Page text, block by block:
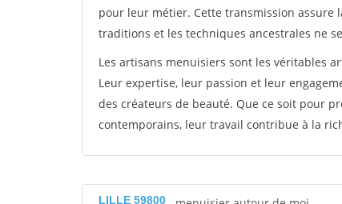
pour leur métier. Cette transmission
traditions et les techniques ancestrales ne
Les artisans menuisiers sont les véritables
Leur expertise, leur passion et leur
des créateurs de beauté. Que ce soit pour
contemporains, leur travail contribue à la
LILLE 59800